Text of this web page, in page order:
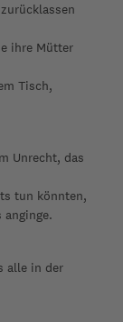
ihre Mütter
Tisch,
Unrecht, das
tun könnten,
alle in der